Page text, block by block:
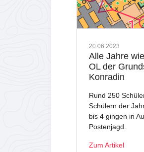
20.06.2023
Alle Jahre
OL der
Konradin
Rund 250
Schülern der
bis 4 gingen in
Postenjagd.
Zum Artikel